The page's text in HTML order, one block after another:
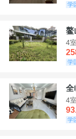
学
鳌
4
学
全
4
学